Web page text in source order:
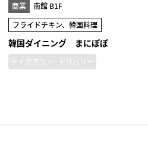
商業
南館 B1F
フライドチキン、韓国料理
韓国ダイニング まにぽぽ
テイクアウト デリバリー